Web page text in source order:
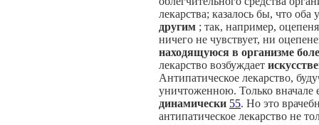
лекарства; казалось бы, что
другим ; так, например,
ничего не чувствует, ни
находящуюся в организме
лекарство возбуждает
Антипатическое лекарство,
уничтоженною. Только вначале
динамически 55. Но это
антипатическое лекарство не